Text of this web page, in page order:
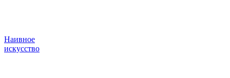
Наивное
искусство